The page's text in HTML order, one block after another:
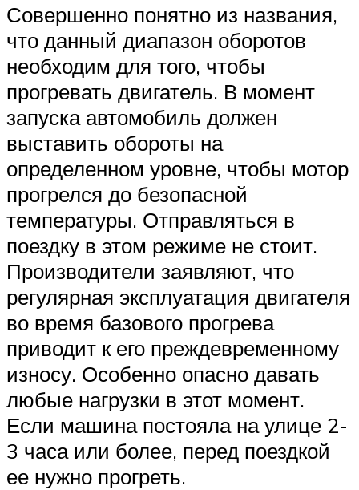
Совершенно понятно из названия,
что данный диапазон оборотов
необходим для того, чтобы
прогревать двигатель. В момент
запуска автомобиль должен
выставить обороты на
определенном уровне, чтобы мотор
прогрелся до безопасной
температуры. Отправляться в
поездку в этом режиме не стоит.
Производители заявляют, что
регулярная эксплуатация двигателя
во время базового прогрева
приводит к его преждевременному
износу. Особенно опасно давать
любые нагрузки в этот момент.
Если машина постояла на улице 2-
3 часа или более, перед поездкой
ее нужно прогреть.